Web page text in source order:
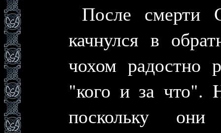
После смерти
качнулся в
чохом радостно
"кого и за что".
поскольку они